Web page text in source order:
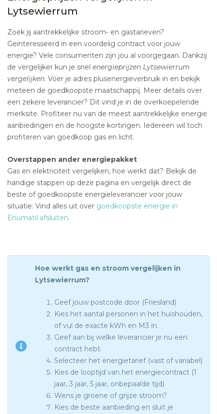
Lytsewierrum
Zoek jij aantrekkelijke stroom- en gastarieven?
Geïnteresseerd in een voordelig contract voor jouw
energie? Vele consumenten zijn jou al voorgegaan. Dankzij
de vergelijker kun je snel energieprijzen Lytsewierrum
vergelijken. Voer je adres plusenergieverbruik in en bekijk
meteen de goedkoopste maatschappij. Meer details over
een zekere leverancier? Dit vind je in de overkoepelende
merksite. Profiteer nu van de meest aantrekkelijke energie
aanbiedingen en de hoogste kortingen. Iedereen wil toch
profiteren van goedkoop gas en licht.
Overstappen ander energiepakket
Gas en elektriciteit vergelijken, hoe werkt dat? Bekijk de
handige stappen op deze pagina en vergelijk direct de
beste of goedkoopste energieleverancier voor jouw
situatie. Vind alles uit over goedkoopste energie in
Enumatil afsluiten.
Hoe werkt gas en stroom vergelijken in
Lytsewierrum?
Geef jouw postcode door (Friesland)
Kies het aantal personen in het huishouden,
of vul de exacte kWh en M3 in.
Geef aan bij welke leverancier je nu een
contract hebt.
Selecteer het energietarief (vast of variabel)
Kies de looptijd van het energiecontract (1
jaar, 3 jaar, 5 jaar, onbepaalde tijd).
Wens je groene of grijze stroom?
Kies de beste aanbieding en sluit je